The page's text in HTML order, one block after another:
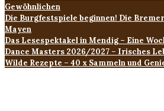
Gewöhnlichen
Die Burgfestspiele beginnen! Die
Mayen
Das Lesespektakel in Mendig – Eine
Dance Masters 2026/2027 – Irisches
Wilde Rezepte – 40 x Sammeln und